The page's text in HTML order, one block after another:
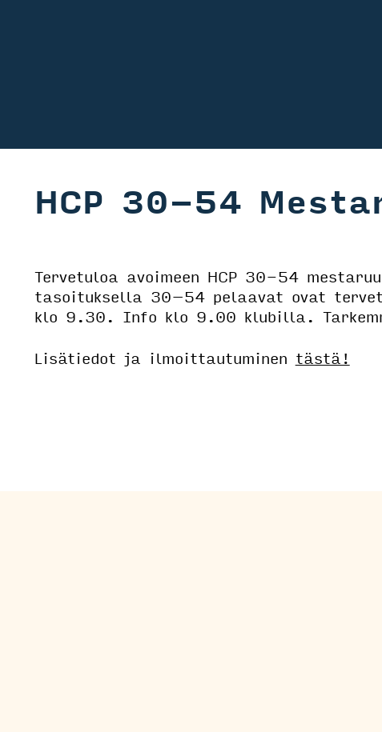
HCP 30-54
Tervetuloa avoimeen HCP 30-54
tasoituksella 30–54 pelaavat ovat
klo 9.30. Info klo 9.00 klubilla.
Lisätiedot ja ilmoittautuminen tästä!